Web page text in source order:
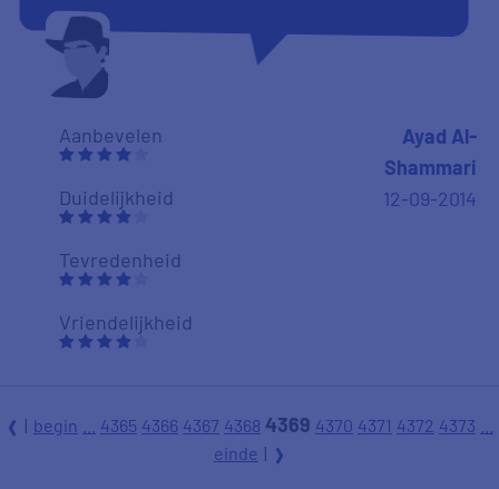
Aanbevelen
Duidelijkheid
Tevredenheid
Vriendelijkheid
Ayad Al-
Shammari
12-09-2014
9
l | begin 4365 4366 4367 4368 4369 4370 4371 4372 4373
einde | r